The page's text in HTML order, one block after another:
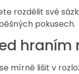
rozdělit své
pokusech.
hraním
mírně lišit v